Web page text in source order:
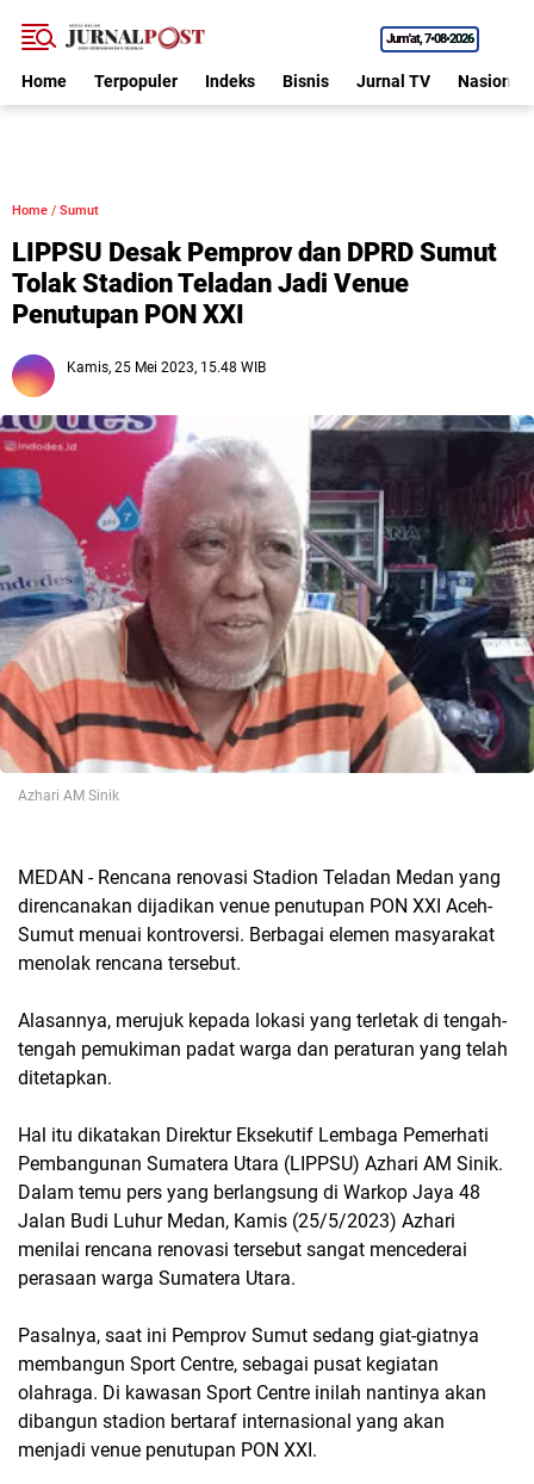
Jum'at 7•08•2026
Home Terpopuler Indeks Bisnis Jurnal TV Nasional
Home / Sumut
LIPPSU Desak Pemprov dan DPRD Sumut
Tolak Stadion Teladan Jadi Venue
Penutupan PON XXI
Kamis, 25 Mei 2023, 15.48 WIB
Azhari AM Sinik
MEDAN - Rencana renovasi Stadion Teladan Medan yang
direncanakan dijadikan venue penutupan PON XXI Aceh-
Sumut menuai kontroversi. Berbagai elemen masyarakat
menolak rencana tersebut.
Alasannya, merujuk kepada lokasi yang terletak di tengah-
tengah pemukiman padat warga dan peraturan yang telah
ditetapkan.
Hal itu dikatakan Direktur Eksekutif Lembaga Pemerhati
Pembangunan Sumatera Utara (LIPPSU) Azhari AM Sinik.
Dalam temu pers yang berlangsung di Warkop Jaya 48
Jalan Budi Luhur Medan, Kamis (25/5/2023) Azhari
menilai rencana renovasi tersebut sangat mencederai
perasaan warga Sumatera Utara.
Pasalnya, saat ini Pemprov Sumut sedang giat-giatnya
membangun Sport Centre, sebagai pusat kegiatan
olahraga. Di kawasan Sport Centre inilah nantinya akan
dibangun stadion bertaraf internasional yang akan
menjadi venue penutupan PON XXI.